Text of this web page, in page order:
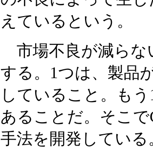
えているという。
市場不良が減らな
する。1つは、製品
していること。も
あることだ。そこ
手法を開発してい